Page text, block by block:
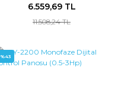
6.559,69 TL
11.508,24 TL
%43